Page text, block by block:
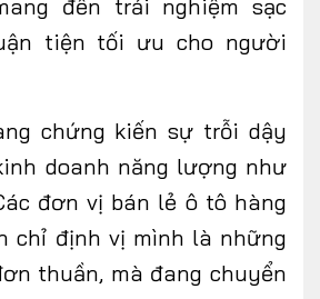
đến trải nghiệm sạc
tiện tối ưu cho người
chứng kiến sự trỗi dậy
doanh năng lượng như
đơn vị bán lẻ ô tô hàng
chỉ định vị mình là những
thuần, mà đang chuyển